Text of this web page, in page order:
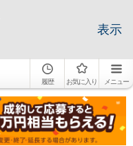
表示
履歴 お気に入り メニュー